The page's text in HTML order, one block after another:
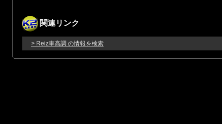
関連リンク
> Reiz車高調 の情報を検索